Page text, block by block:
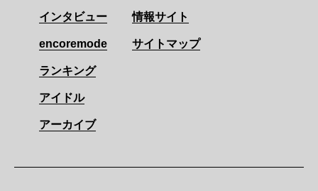
インタビュー
encoremode
ランキング
アイドル
アーカイブ
情報サイト
サイトマップ